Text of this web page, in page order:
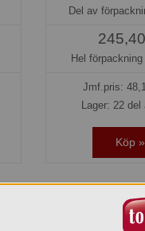
Del av
Hel förpackning
Jmf.pris:
Lager: 22 del
Köp »